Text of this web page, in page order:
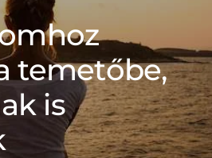
temetőbe,
is